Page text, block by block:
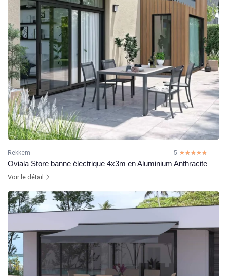
Rekkem 5 ☆☆☆☆☆
★★★★★
Oviala Store banne électrique 4x3m en Aluminium Anthracite
Voir le détail